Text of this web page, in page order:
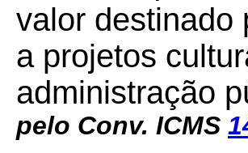
valor destinado
a projetos
administração
pelo Conv. ICMS